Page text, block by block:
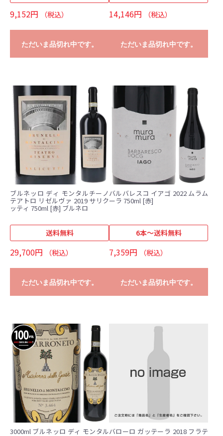
9,152円 （税込）
ただいま品切れ中です。
14,146円 （税込）
ただいま品切れ中です。
ブルネッロ ディ モンタルチーノ
テアトロ リゼルヴァ 2019 サリク
ッティ 750ml [赤] ブルネロ
送料無料
29,700円 （税込）
ただいま品切れ中です。
バルバレスコ イアゴ 2022 ムラム
ーラ 750ml [赤]
6本～送料無料
7,359円 （税込）
ただいま品切れ中です。
3000ml ブルネッロ ディ モンタルバローロ ガッテーラ 2018 フラテ